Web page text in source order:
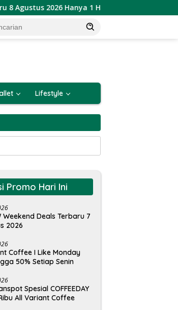
Hanya 1 Hari Katalog Promo PSM
Lifestyle
Promo Hari Ini
Weekend Deals Terbaru 7
2026
Coffee I Like Monday
50% Setiap Senin
Spesial COFFEEDAY
All Variant Coffee